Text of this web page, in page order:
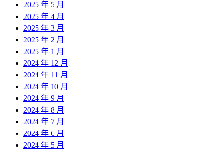
2025 年 5 月
2025 年 4 月
2025 年 3 月
2025 年 2 月
2025 年 1 月
2024 年 12 月
2024 年 11 月
2024 年 10 月
2024 年 9 月
2024 年 8 月
2024 年 7 月
2024 年 6 月
2024 年 5 月